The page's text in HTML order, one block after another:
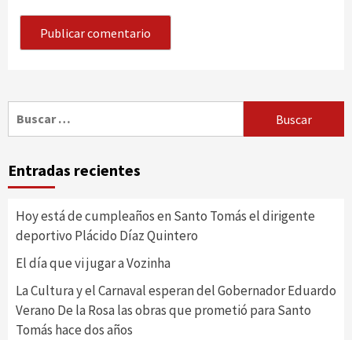
Entradas recientes
Hoy está de cumpleaños en Santo Tomás el dirigente
deportivo Plácido Díaz Quintero
El día que vi jugar a Vozinha
La Cultura y el Carnaval esperan del Gobernador Eduardo
Verano De la Rosa las obras que prometió para Santo
Tomás hace dos años